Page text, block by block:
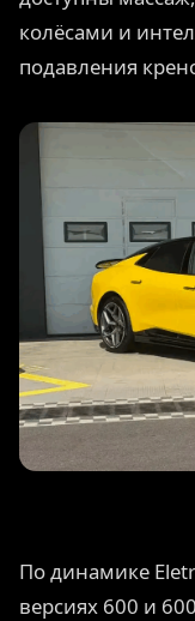
колёсами и
подавления
По динамике
версиях 600 и